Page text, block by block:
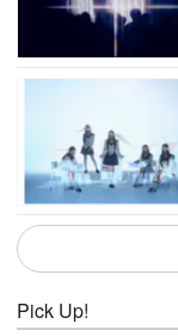
Pick Up!